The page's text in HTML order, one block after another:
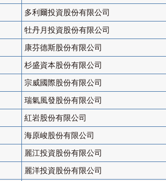
多利爾投資股份有限公司
牡丹月投資股份有限公司
康芬德斯股份有限公司
杉盛資本股份有限公司
宗威國際股份有限公司
瑞氣風發股份有限公司
紅岩股份有限公司
海原峻股份有限公司
麗江投資股份有限公司
麗洋投資股份有限公司